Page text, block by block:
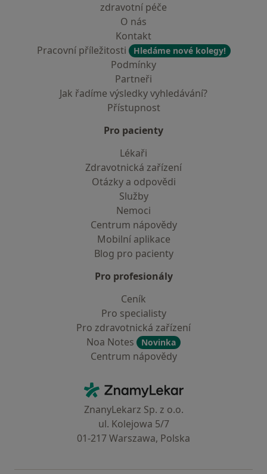
zdravotní péče
O nás
Kontakt
Pracovní příležitosti
Hledáme nové kolegy!
Podmínky
Partneři
Jak řadíme výsledky vyhledávání?
Přístupnost
Pro pacienty
Lékaři
Zdravotnická zařízení
Otázky a odpovědi
Služby
Nemoci
Centrum nápovědy
Mobilní aplikace
Blog pro pacienty
Pro profesionály
Ceník
Pro specialisty
Pro zdravotnická zařízení
Noa Notes
Novinka
Centrum nápovědy
ZnamyLekar - Hlavní stránka
ZnanyLekarz Sp. z o.o.
ul. Kolejowa 5/7
01-217 Warszawa, Polska